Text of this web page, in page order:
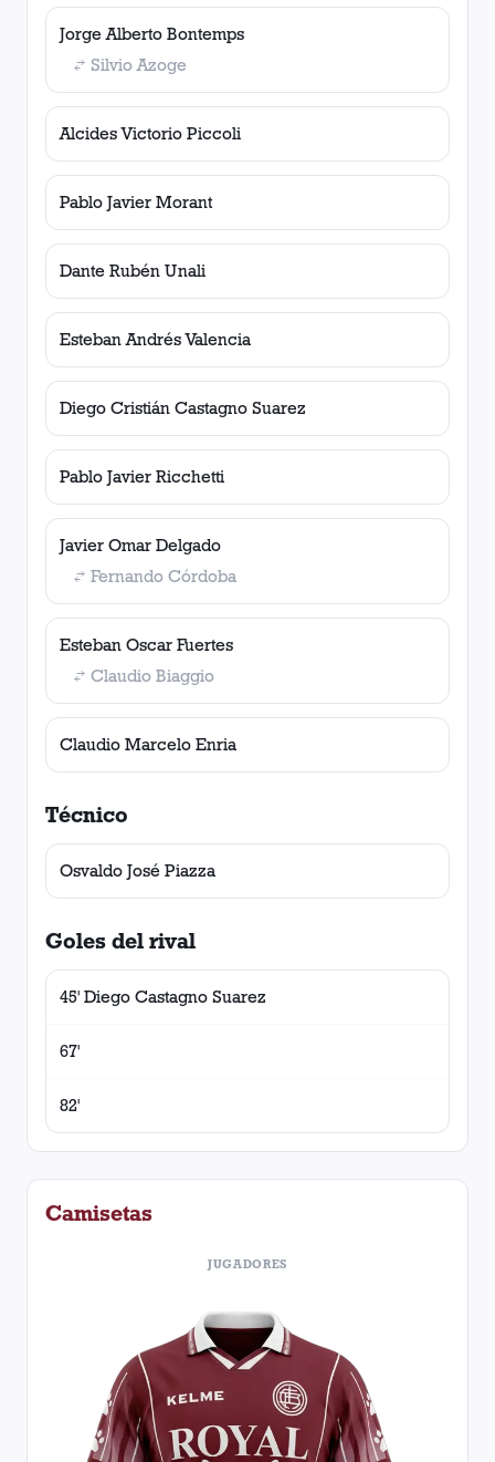
Jorge Alberto Bontemps
Silvio Azoge
Alcides Victorio Piccoli
Pablo Javier Morant
Dante Rubén Unali
Esteban Andrés Valencia
Diego Cristián Castagno Suarez
Pablo Javier Ricchetti
Javier Omar Delgado
Fernando Córdoba
Esteban Oscar Fuertes
Claudio Biaggio
Claudio Marcelo Enria
Técnico
Osvaldo José Piazza
Goles del rival
45' Diego Castagno Suarez
67'
82'
Camisetas
JUGADORES